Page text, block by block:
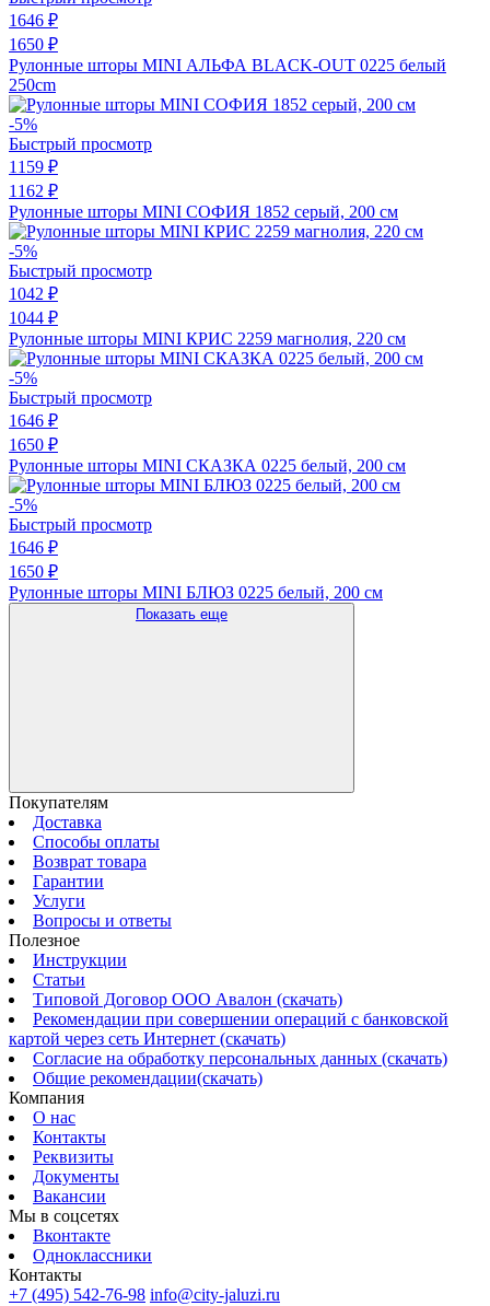
1646 ₽
1650 ₽
Рулонные шторы MINI АЛЬФА BLACK-OUT 0225 белый
250cm
-5%
Быстрый просмотр
1159 ₽
1162 ₽
Рулонные шторы MINI СОФИЯ 1852 серый, 200 см
-5%
Быстрый просмотр
1042 ₽
1044 ₽
Рулонные шторы MINI КРИС 2259 магнолия, 220 см
-5%
Быстрый просмотр
1646 ₽
1650 ₽
Рулонные шторы MINI СКАЗКА 0225 белый, 200 см
-5%
Быстрый просмотр
1646 ₽
1650 ₽
Рулонные шторы MINI БЛЮЗ 0225 белый, 200 см
Показать еще
Покупателям
Доставка
Способы оплаты
Возврат товара
Гарантии
Услуги
Вопросы и ответы
Полезное
Инструкции
Статьи
Типовой Договор ООО Авалон (скачать)
Рекомендации при совершении операций с банковской
картой через сеть Интернет (скачать)
Согласие на обработку персональных данных (скачать)
Общие рекомендации(скачать)
Компания
О нас
Контакты
Реквизиты
Документы
Вакансии
Мы в соцсетях
Вконтакте
Одноклассники
Контакты
+7 (495) 542-76-98 info@city-jaluzi.ru